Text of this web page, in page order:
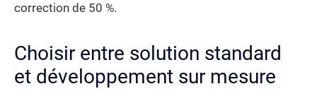
correction de 50 %.
Choisir entre solution standard
et développement sur mesure